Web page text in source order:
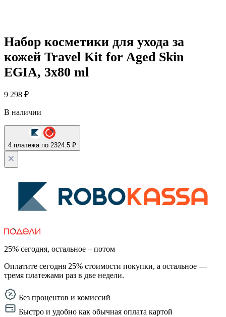
Набор косметики для ухода за
кожей Travel Kit for Aged Skin
EGIA, 3х80 ml
9 298 ₽
В наличии
4 платежа по 2324.5 ₽
25% сегодня, остальное – потом
Оплатите сегодня 25% стоимости покупки, а остальное —
тремя платежами раз в две недели.
Без процентов и комиссий
Быстро и удобно как обычная оплата картой